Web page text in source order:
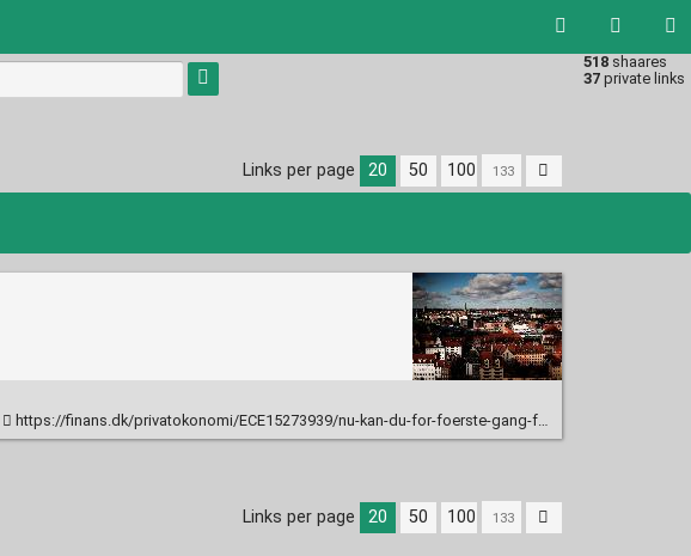
518 shaares
37 private links
Type 1 or
more
results.
Links per page 20 50 100
https://finans.dk/privatokonomi/ECE15273939/nu-kan-du-for-foerste-gang-forsikre-en-af-familiens-stoerste-udgiftsposter/
Links per page 20 50 100